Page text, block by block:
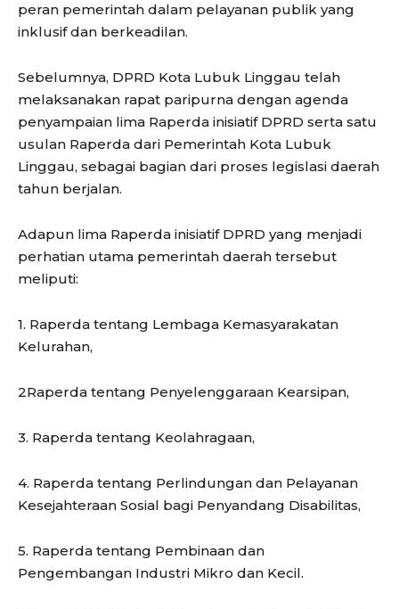
peran pemerintah dalam pelayanan publik yang
inklusif dan berkeadilan.
Sebelumnya, DPRD Kota Lubuk Linggau telah
melaksanakan rapat paripurna dengan agenda
penyampaian lima Raperda inisiatif DPRD serta satu
usulan Raperda dari Pemerintah Kota Lubuk
Linggau, sebagai bagian dari proses legislasi daerah
tahun berjalan.
Adapun lima Raperda inisiatif DPRD yang menjadi
perhatian utama pemerintah daerah tersebut
meliputi:
1. Raperda tentang Lembaga Kemasyarakatan
Kelurahan,
2Raperda tentang Penyelenggaraan Kearsipan,
3. Raperda tentang Keolahragaan,
4. Raperda tentang Perlindungan dan Pelayanan
Kesejahteraan Sosial bagi Penyandang Disabilitas,
5. Raperda tentang Pembinaan dan
Pengembangan Industri Mikro dan Kecil.